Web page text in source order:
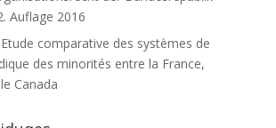
Auflage 2016
Etude comparative des systèmes de
des minorités entre la France,
Canada